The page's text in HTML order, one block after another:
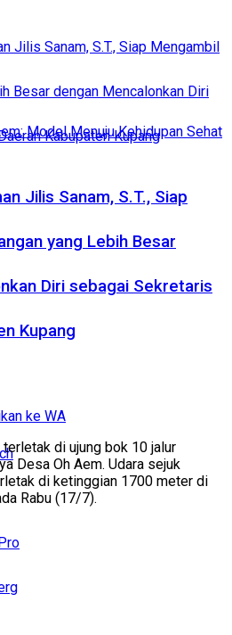
Jilis Sanam, S.T., Siap
yang Lebih Besar
Diri sebagai Sekretaris
Kupang
ke WA
di ujung bok 10 jalur
Desa Oh Aem. Udara sejuk
di ketinggian 1700 meter di
Rabu (17/7).